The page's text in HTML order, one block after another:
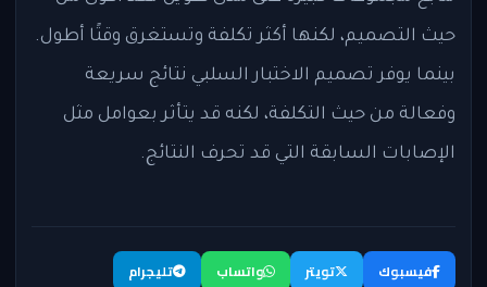
حيث التصميم، لكنها أكثر تكلفة وتستغرق وقتًا أطول.
بينما يوفر تصميم الاختبار السلبي نتائج سريعة
وفعالة من حيث التكلفة، لكنه قد يتأثر بعوامل مثل
الإصابات السابقة التي قد تحرف النتائج.
فيسبوك تويتر واتساب
تليجرام